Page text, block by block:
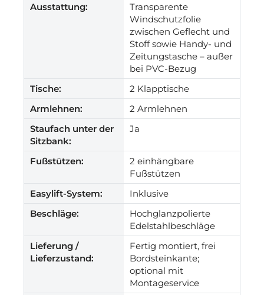
Ausstattung:
Transparente
Windschutzfolie
zwischen Geflecht und
Stoff sowie Handy- und
Zeitungstasche – außer
bei PVC-Bezug
Tische:
2 Klapptische
Armlehnen:
2 Armlehnen
Staufach unter der
Sitzbank:
Ja
Fußstützen:
2 einhängbare
Fußstützen
Easylift-System:
Inklusive
Beschläge:
Hochglanzpolierte
Edelstahlbeschläge
Lieferung /
Lieferzustand:
Fertig montiert, frei
Bordsteinkante;
optional mit
Montageservice